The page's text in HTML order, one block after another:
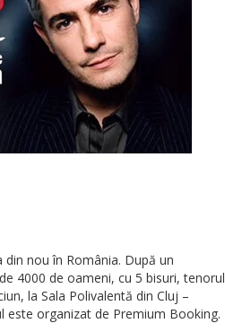
nou în România. După un
4000 de oameni, cu 5 bisuri, tenorul
la Sala Polivalentă din Cluj –
este organizat de Premium Booking.